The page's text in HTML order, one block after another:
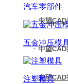
汽车零部件
五金冲压模
注塑模具
· 中望
· 中望
· 中望